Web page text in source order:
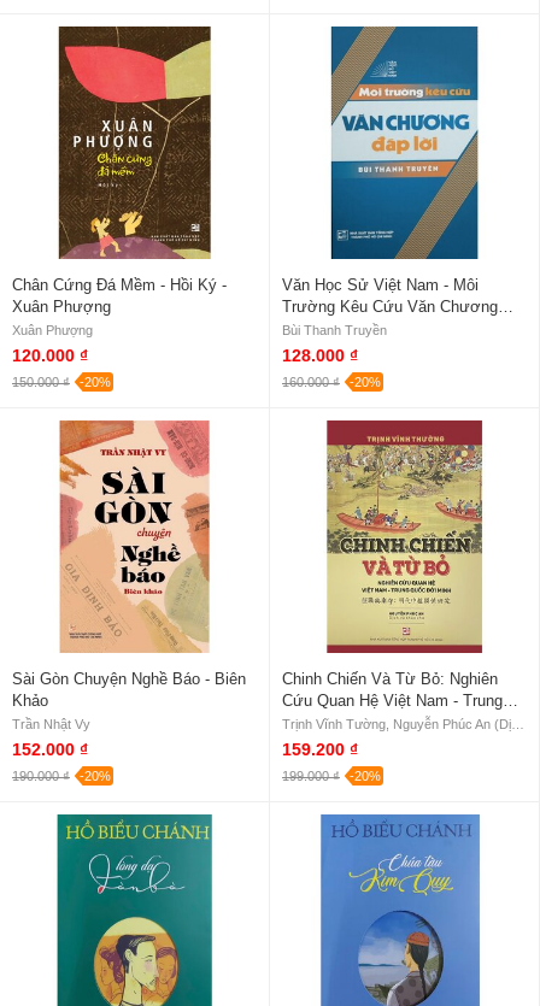
Chân Cứng Đá Mềm - Hồi Ký -
Xuân Phượng
Xuân Phượng
120.000 ₫
150.000 ₫ -20%
Văn Học Sử Việt Nam - Môi
Trường Kêu Cứu Văn Chương
Đáp Lời
Bùi Thanh Truyền
128.000 ₫
160.000 ₫ -20%
Sài Gòn Chuyện Nghề Báo - Biên
Khảo
Trần Nhật Vy
152.000 ₫
190.000 ₫ -20%
Chinh Chiến Và Từ Bỏ: Nghiên
Cứu Quan Hệ Việt Nam - Trung
Quốc Đời Minh
159.200 ₫
199.000 ₫ -20%